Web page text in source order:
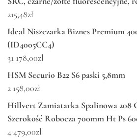
215,48zł
Ideal Niszczarka Biznes Premium
(ID4005CC4)
31 178,00zł
HSM Securio B22 S6 paski 5,8mm
2 158,00zł
Hillvert Zamiatarka Spalinowa 208
Szerokość Robocza 700mm Ht Ps
4 479,00zł